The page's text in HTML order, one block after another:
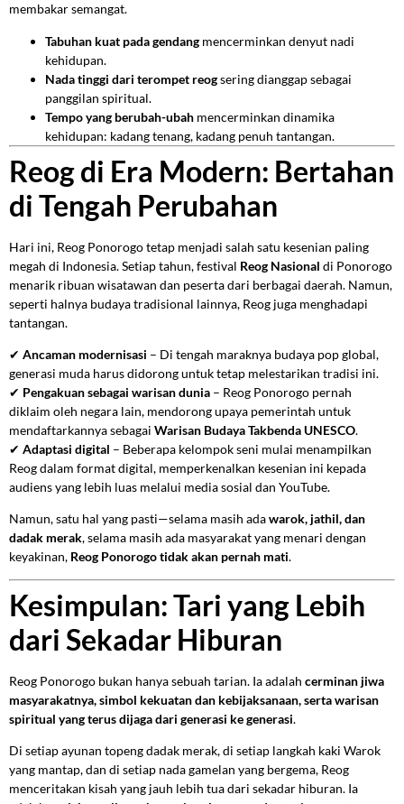
membakar semangat.
Tabuhan kuat pada gendang mencerminkan denyut nadi
kehidupan.
Nada tinggi dari terompet reogsering dianggap sebagai
panggilan spiritual.
Tempo yang berubah-ubah mencerminkan dinamika
kehidupan: kadang tenang, kadang penuh tantangan.
Reog di Era Modern: Bertahan
di Tengah Perubahan
Hari ini, Reog Ponorogo tetap menjadi salah satu kesenian paling
megah di Indonesia. Setiap tahun, festival Reog Nasional di Ponorogo
menarik ribuan wisatawan dan peserta dari berbagai daerah. Namun,
seperti halnya budaya tradisional lainnya, Reog juga menghadapi
tantangan.
✔ Ancaman modernisasi – Di tengah maraknya budaya pop global,
generasi muda harus didorong untuk tetap melestarikan tradisi ini.
✔ Pengakuan sebagai warisan dunia – Reog Ponorogo pernah
diklaim oleh negara lain, mendorong upaya pemerintah untuk
mendaftarkannya sebagai Warisan Budaya Takbenda UNESCO.
✔ Adaptasi digital – Beberapa kelompok seni mulai menampilkan
Reog dalam format digital, memperkenalkan kesenian ini kepada
audiens yang lebih luas melalui media sosial dan YouTube.
Namun, satu hal yang pasti—selama masih adawarok, jathil, dan
dadak merak, selama masih ada masyarakat yang menari dengan
keyakinan, Reog Ponorogo tidak akan pernah mati.
Kesimpulan: Tari yang Lebih
dari Sekadar Hiburan
Reog Ponorogo bukan hanya sebuah tarian. Ia adalah cerminan jiwa
masyarakatnya, simbol kekuatan dan kebijaksanaan, serta warisan
spiritual yang terus dijaga dari generasi ke generasi.
Di setiap ayunan topeng dadak merak, di setiap langkah kaki Warok
yang mantap, dan di setiap nada gamelan yang bergema, Reog
menceritakan kisah yang jauh lebih tua dari sekadar hiburan. Ia